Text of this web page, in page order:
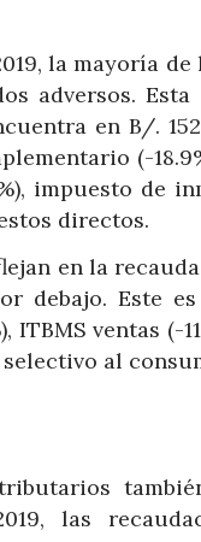
la mayoría
adversos.
en B/.
(-
impuesto de
directos.
en la
debajo. Este
ITBMS ventas (-
al
las